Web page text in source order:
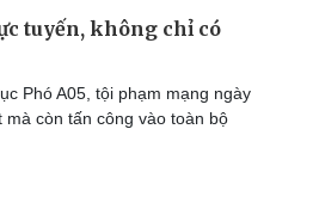
tuyến, không chỉ có
Phó A05, tội phạm mạng ngày
còn tấn công vào toàn bộ